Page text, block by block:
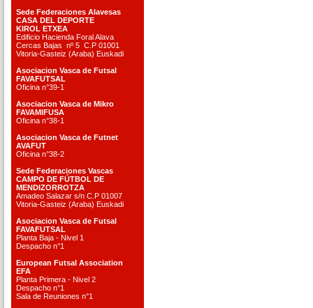
Sede Federaciones Alavesas
CASA DEL DEPORTE
KIROL ETXEA
Edificio Hacienda Foral Alava
Cercas Bajas nº 5 C.P 01001
Vitoria-Gasteiz (Araba) Euskadi
Asociacion Vasca de Futsal
FAVAFUTSAL
Oficina n°39-1
Asociacion Vasca de Mikro
FAVAMIFUSA
Oficina n°38-1
Asociacion Vasca de Futnet
AVAFUT
Oficina n°38-2
Sede Federaciones Vascas
CAMPO DE FÚTBOL DE
MENDIZORROTZA
Amadeo Salazar s/n C.P 01007
Vitoria-Gasteiz (Araba) Euskadi
Asociacion Vasca de Futsal
FAVAFUTSAL
Planta Baja - Nivel 1
Despacho n°1
European Futsal Association
EFA
Planta Primera - Nivel 2
Despacho n°1
Sala de Reuniones n°1